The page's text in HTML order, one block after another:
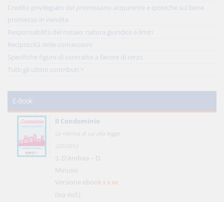
Credito privilegiato del promissario acquirente e ipoteche sul bene
promesso in vendita
Responsabilità del notaio: natura giuridica e limiti
Reciprocità delle concessioni
Specifiche figure di contratto a favore di terzo
Tutti gli ultimi contributi >
E-Book
Il Condominio
La riforma di cui alla legge
220/2012
S. D'Andrea – D.
Minussi
Versione ebook € 6,99
(iva incl.)